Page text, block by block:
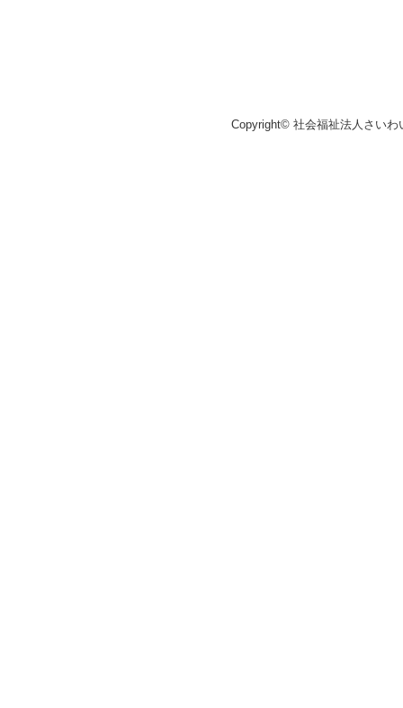
Copyright© 社会福祉法人さい